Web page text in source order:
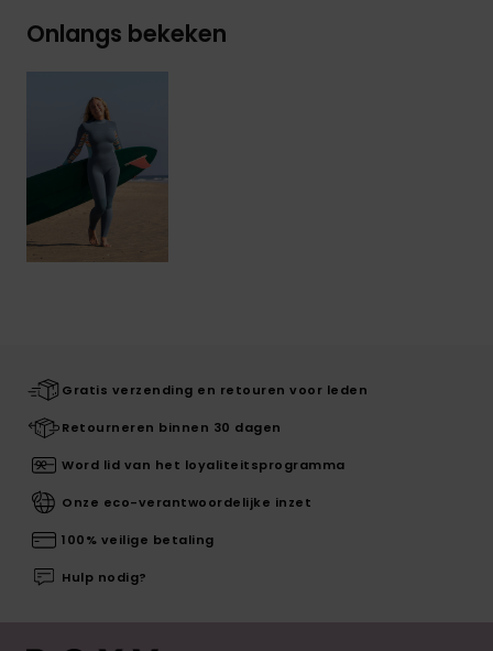
Onlangs bekeken
Gratis verzending en retouren voor leden
Retourneren binnen 30 dagen
Word lid van het loyaliteitsprogramma
Onze eco-verantwoordelijke inzet
100% veilige betaling
Hulp nodig?